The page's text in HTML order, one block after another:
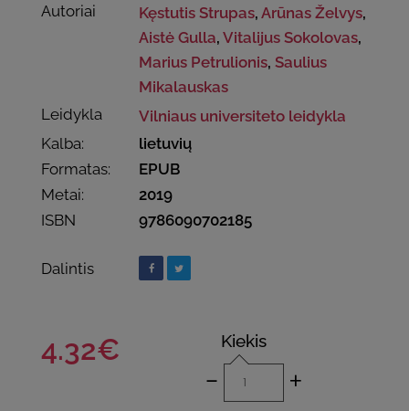
Autoriai Kęstutis Strupas,Arūnas Želvys,
Aistė Gulla,Vitalijus Sokolovas,
Marius Petrulionis,Saulius
Mikalauskas
Leidykla
Vilniaus universiteto leidykla
Kalba:
lietuvių
Formatas:
EPUB
Metai:
2019
ISBN
9786090702185
Dalintis
4.32€ Kiekis
- +